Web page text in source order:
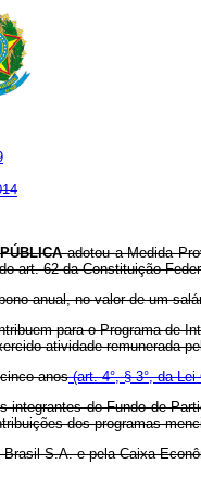
adotou a Medida
art. 62 da Constituição
anual, no valor de um
para o Programa de
atividade remunerada
anos(art. 4°, § 3°, da Lei
integrantes do Fundo de
dos programas
S.A. e pela Caixa